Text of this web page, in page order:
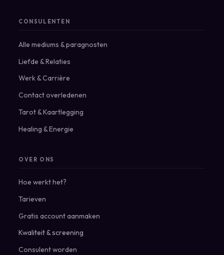
CONSULENTEN
Alle mediums & paragnosten
Liefde & Relaties
Werk & Carrière
Contact overledenen
Tarot & Kaartlegging
Healing & Energie
OVER ONS
Hoe werkt het?
Tarieven
Gratis account aanmaken
Kwaliteit & screening
Consulent worden